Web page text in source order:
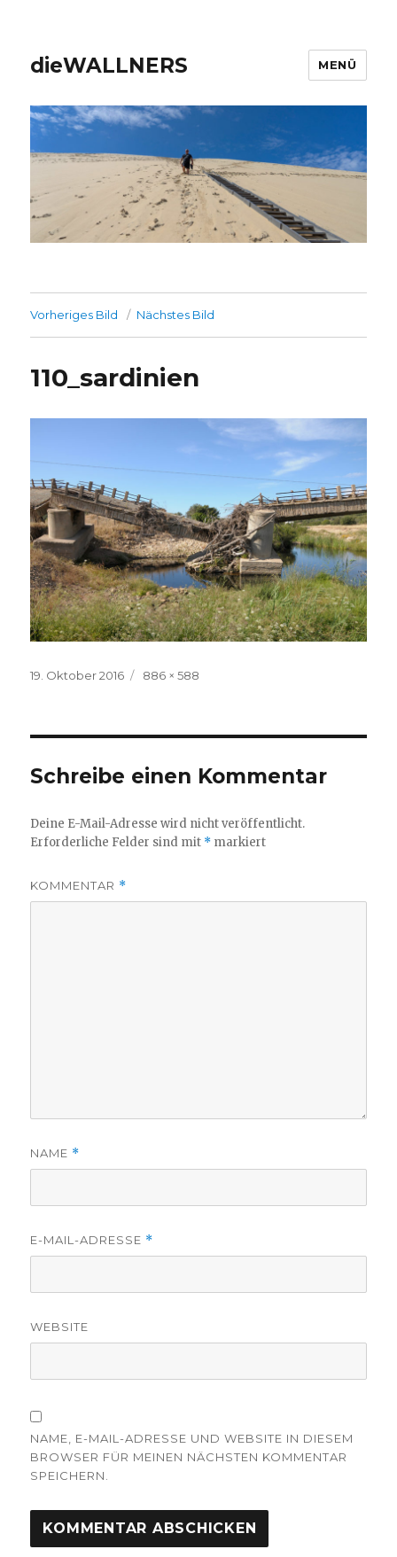
dieWALLNERS MENÜ
Vorheriges Bild Nächstes Bild
110_sardinien
Veröffentlicht
19. Oktober 2016
Volle
886 × 588
Schreibe einen Kommentar
Deine E-Mail-Adresse wird nicht veröffentlicht.
Erforderliche Felder sind mit * markiert
KOMMENTAR *
NAME *
E-MAIL-ADRESSE *
WEBSITE
NAME, E-MAIL-ADRESSE UND WEBSITE IN DIESEM
BROWSER FÜR MEINEN NÄCHSTEN KOMMENTAR
SPEICHERN.